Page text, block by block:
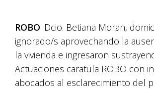
ROBO: Dcio. Betiana Moran,
ignorado/s aprovechando la
la vivienda e ingresaron
Actuaciones caratula ROBO con
abocados al esclarecimiento del